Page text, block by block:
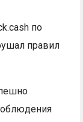
по
правил